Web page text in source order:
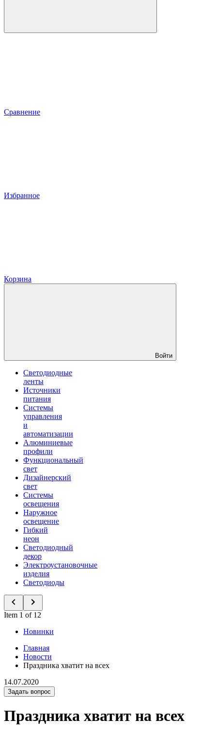
Сравнение
Избранное
Корзина
Войти
Светодиодные
ленты
Источники
питания
Системы
управления
и
автоматизации
Алюминиевые
профили
Функциональный
свет
Дизайнерский
свет
Системы
освещения
Наружное
освещение
Гибкий
неон
Светодиодный
декор
Электроустановочные
изделия
Светодиоды
Item 1 of 12
Новинки
Главная
Новости
Праздника хватит на всех
14.07.2020
Задать вопрос
Праздника хватит на всех